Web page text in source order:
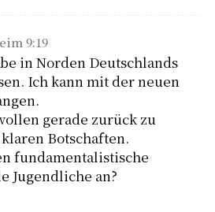
9:19
in Norden Deutschlands
Ich kann mit der neuen
gerade zurück zu
Botschaften.
fundamentalistische
Jugendliche an?